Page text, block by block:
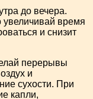
до вечера.
увеличивай время
и снизит
перерывы
и
сухости. При
капли,